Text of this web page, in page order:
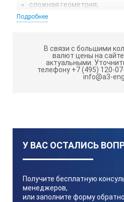
сложная геометрия;
прецизионные измерения
компоненты с повышенной
Отличительные
преобразователи;
пластмассовых корпусах
Подробнее
В связи с большими
валют цены на
актуальными.
телефону +7 (495) 120-
info@a3-
У ВАС ОСТАЛИСЬ
Получите бесплатную
менеджеров,
или заполните форму